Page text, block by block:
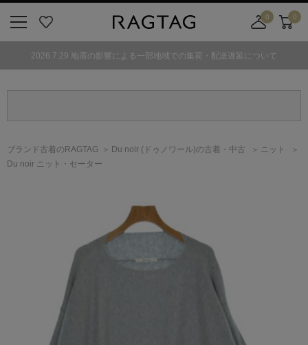
気
0
舗
カ
ト
0
2026.7.29 地震の影響による一部地域での集荷・配送遅延について
ブランド古着のRAGTAG Du noir (ドゥノワール)の古着・中古
ニット
Du noir ニット・セーター